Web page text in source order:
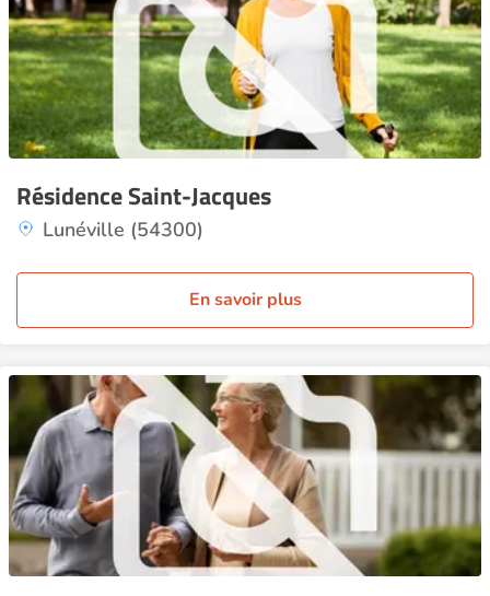
Résidence Saint-Jacques
Lunéville (54300)
En savoir plus